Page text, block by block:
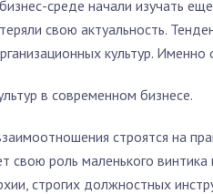
среде начали изучать
свою актуальность.
культур.
в современном бизнесе.
строятся на
свою роль маленького
строгих должностных